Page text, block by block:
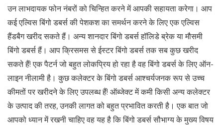
उन लाभदायक फोन नंबरों को चिन्हित करने में आपकी सहायता करेगा। आप
कई एल्विस बिंगो डबर्स की पेशकश का समर्थन करने के लिए एक एल्विस
हैंडबैग खरीद सकते हैं। अन्य शानदार बिंगो डबर्स हॉलिडे ब्रेक या मौसमी
बिंगो डबर्स हैं। आप क्रिसमस से ईस्टर बिंगो डबर्स तक सब कुछ खरीद
सकते हैं! एक पैटर्न जो बहुत लोकप्रिय हो रहा है वह बिंगो डबर्स के लिए ऑन-
लाइन नीलामी है। कुछ कलेक्टर के बिंगो डबर्स आश्चर्यजनक रूप से उच्च
कीमतों पर खरीदने के लिए उपलब्ध हैं! ऑब्जेक्ट में कमी किसी अन्य कलेक्टर
के उत्पाद की तरह, उनकी लागत को बहुत प्रभावित करती है। एक बात जो
आपको ध्यान में रखनी चाहिए वह यह है कि बिंगो डबर्स सौभाग्य के मुख्य विषय